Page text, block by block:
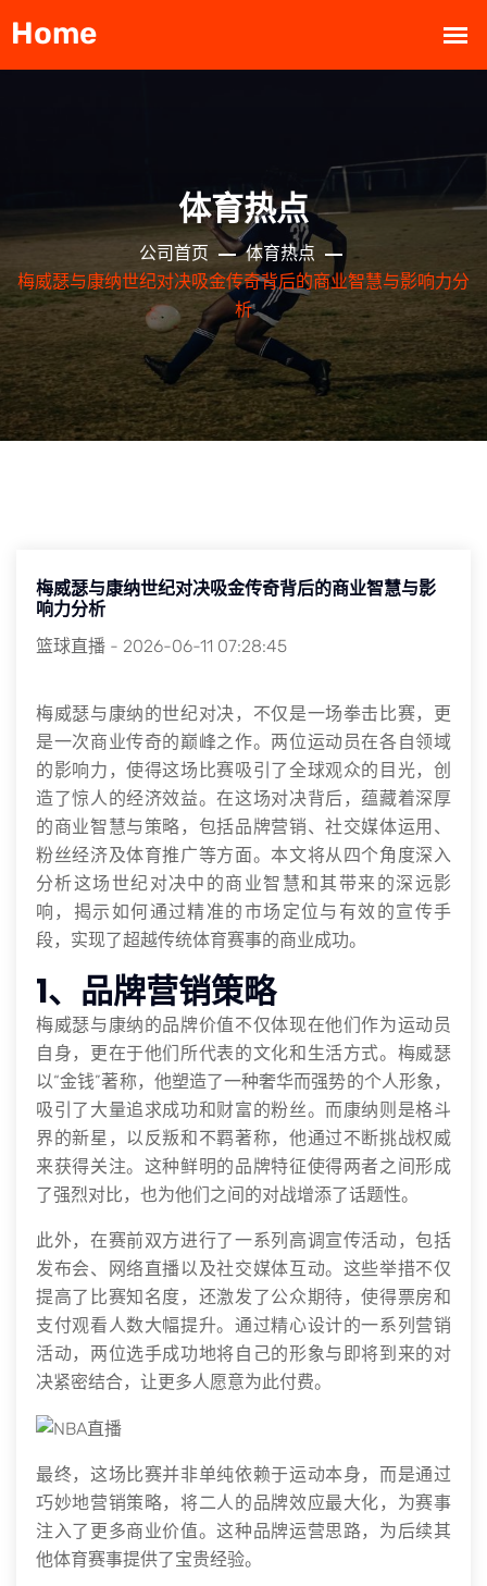
体育热点
公司首页
体育热点
梅威瑟与康纳世纪对决吸金传奇背后的商业智慧与影响力分
析
梅威瑟与康纳世纪对决吸金传奇背后的商业智慧与影
响力分析
篮球直播 - 2026-06-11 07:28:45
梅威瑟与康纳的世纪对决，不仅是一场拳击比赛，更
是一次商业传奇的巅峰之作。两位运动员在各自领域
的影响力，使得这场比赛吸引了全球观众的目光，创
造了惊人的经济效益。在这场对决背后，蕴藏着深厚
的商业智慧与策略，包括品牌营销、社交媒体运用、
粉丝经济及体育推广等方面。本文将从四个角度深入
分析这场世纪对决中的商业智慧和其带来的深远影
响，揭示如何通过精准的市场定位与有效的宣传手
段，实现了超越传统体育赛事的商业成功。
1、品牌营销策略
梅威瑟与康纳的品牌价值不仅体现在他们作为运动员
自身，更在于他们所代表的文化和生活方式。梅威瑟
以“金钱”著称，他塑造了一种奢华而强势的个人形象，
吸引了大量追求成功和财富的粉丝。而康纳则是格斗
界的新星，以反叛和不羁著称，他通过不断挑战权威
来获得关注。这种鲜明的品牌特征使得两者之间形成
了强烈对比，也为他们之间的对战增添了话题性。
此外，在赛前双方进行了一系列高调宣传活动，包括
发布会、网络直播以及社交媒体互动。这些举措不仅
提高了比赛知名度，还激发了公众期待，使得票房和
支付观看人数大幅提升。通过精心设计的一系列营销
活动，两位选手成功地将自己的形象与即将到来的对
决紧密结合，让更多人愿意为此付费。
最终，这场比赛并非单纯依赖于运动本身，而是通过
巧妙地营销策略，将二人的品牌效应最大化，为赛事
注入了更多商业价值。这种品牌运营思路，为后续其
他体育赛事提供了宝贵经验。